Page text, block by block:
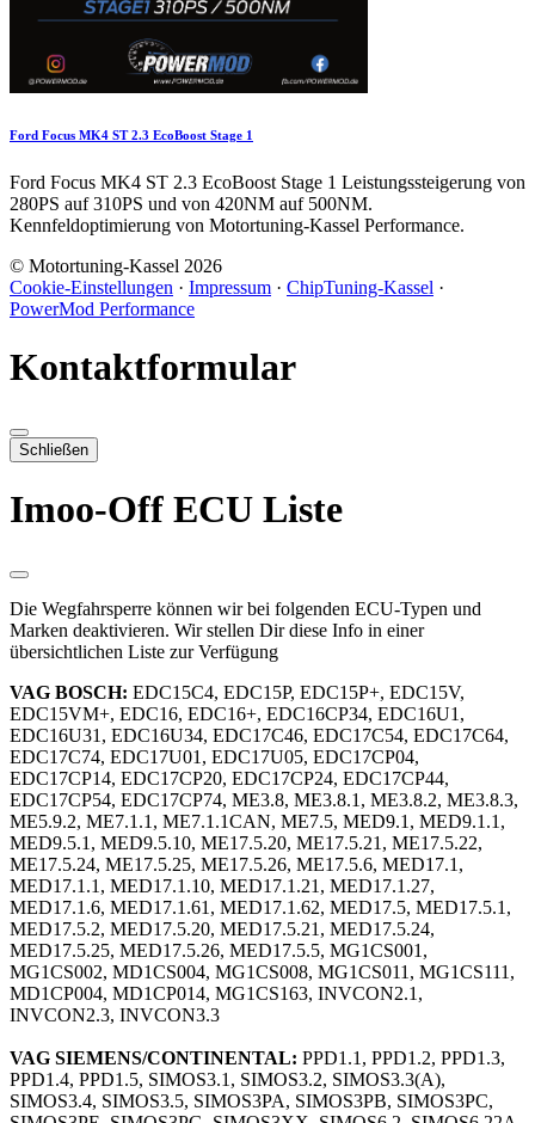
Ford Focus MK4 ST 2.3 EcoBoost Stage 1
Ford Focus MK4 ST 2.3 EcoBoost Stage 1 Leistungssteigerung von
280PS auf 310PS und von 420NM auf 500NM.
Kennfeldoptimierung von Motortuning-Kassel Performance.
© Motortuning-Kassel 2026
Cookie-Einstellungen · Impressum · ChipTuning-Kassel ·
PowerMod Performance
Kontaktformular
Schließen
Imoo-Off ECU Liste
Die Wegfahrsperre können wir bei folgenden ECU-Typen und
Marken deaktivieren. Wir stellen Dir diese Info in einer
übersichtlichen Liste zur Verfügung
VAG BOSCH: EDC15C4, EDC15P, EDC15P+, EDC15V,
EDC15VM+, EDC16, EDC16+, EDC16CP34, EDC16U1,
EDC16U31, EDC16U34, EDC17C46, EDC17C54, EDC17C64,
EDC17C74, EDC17U01, EDC17U05, EDC17CP04,
EDC17CP14, EDC17CP20, EDC17CP24, EDC17CP44,
EDC17CP54, EDC17CP74, ME3.8, ME3.8.1, ME3.8.2, ME3.8.3,
ME5.9.2, ME7.1.1, ME7.1.1CAN, ME7.5, MED9.1, MED9.1.1,
MED9.5.1, MED9.5.10, ME17.5.20, ME17.5.21, ME17.5.22,
ME17.5.24, ME17.5.25, ME17.5.26, ME17.5.6, MED17.1,
MED17.1.1, MED17.1.10, MED17.1.21, MED17.1.27,
MED17.1.6, MED17.1.61, MED17.1.62, MED17.5, MED17.5.1,
MED17.5.2, MED17.5.20, MED17.5.21, MED17.5.24,
MED17.5.25, MED17.5.26, MED17.5.5, MG1CS001,
MG1CS002, MD1CS004, MG1CS008, MG1CS011, MG1CS111,
MD1CP004, MD1CP014, MG1CS163, INVCON2.1,
INVCON2.3, INVCON3.3
VAG SIEMENS/CONTINENTAL: PPD1.1, PPD1.2, PPD1.3,
PPD1.4, PPD1.5, SIMOS3.1, SIMOS3.2, SIMOS3.3(A),
SIMOS3.4, SIMOS3.5, SIMOS3PA, SIMOS3PB, SIMOS3PC,